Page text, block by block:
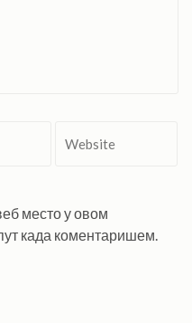
место у овом
када коментаришем.